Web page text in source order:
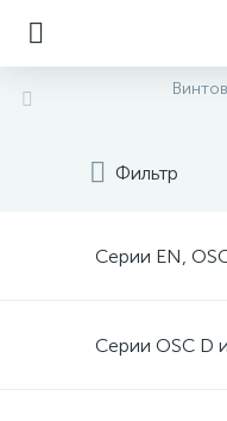
Фильтр
Серии EN,
Серии OSC D